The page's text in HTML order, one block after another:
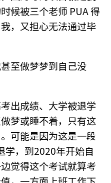
候被三个老师 PUA 得
，又担心无法通过毕
至做梦梦到自己没
出成绩、大学被退学
梦或睡不着，只有这
可能是因为这是一段
学，到2020年开始自
觉得这个考试就算考